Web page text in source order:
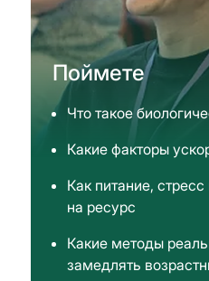
Поймете
Что такое
Какие факторы
Как питание,
на ресурс
Какие методы
замедлять